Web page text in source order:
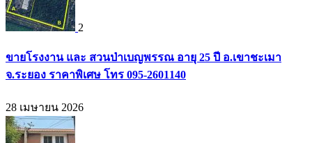
2
ขายโรงงาน และ สวนป่าเบญพรรณ อายุ 25 ปี อ.เขาชะเมา
จ.ระยอง ราคาพิเศษ โทร 095-2601140
28 เมษายน 2026